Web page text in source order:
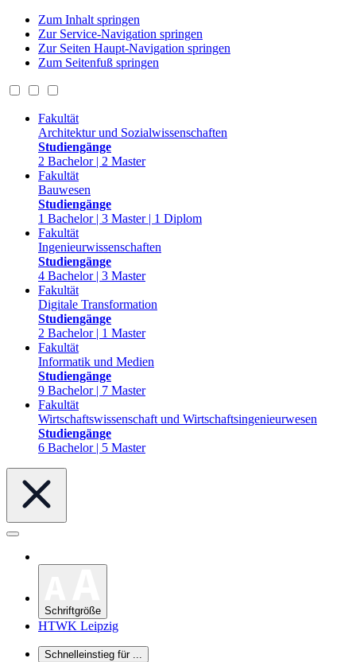
Zum Inhalt springen
Zur Service-Navigation springen
Zur Seiten Haupt-Navigation springen
Zum Seitenfuß springen
Fakultät
Architektur und Sozialwissenschaften
Studiengänge
2 Bachelor | 2 Master
Fakultät
Bauwesen
Studiengänge
1 Bachelor | 3 Master | 1 Diplom
Fakultät
Ingenieurwissenschaften
Studiengänge
4 Bachelor | 3 Master
Fakultät
Digitale Transformation
Studiengänge
2 Bachelor | 1 Master
Fakultät
Informatik und Medien
Studiengänge
9 Bachelor | 7 Master
Fakultät
Wirtschaftswissenschaft und Wirtschaftsingenieurwesen
Studiengänge
6 Bachelor | 5 Master
Schriftgröße
HTWK Leipzig
Schnelleinstieg für ...